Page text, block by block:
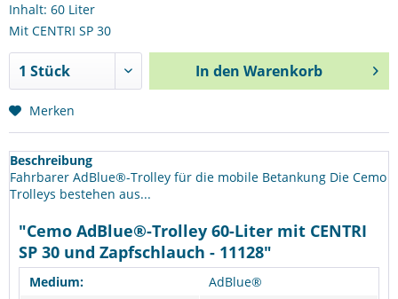
Inhalt: 60 Liter
Mit CENTRI SP 30
In den Warenkorb
Merken
Beschreibung
Fahrbarer AdBlue®-Trolley für die mobile Betankung Die Cemo
Trolleys bestehen aus...
"Cemo AdBlue®-Trolley 60-Liter mit CENTRI
SP 30 und Zapfschlauch - 11128"
Medium:
AdBlue®